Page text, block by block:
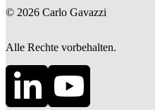
© 2026 Carlo Gavazzi
Alle Rechte vorbehalten.